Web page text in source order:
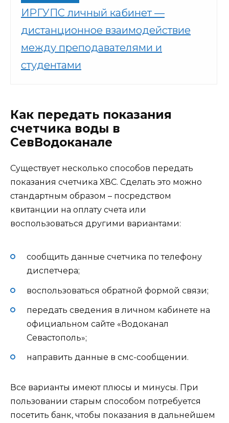
ИРГУПС личный кабинет —
дистанционное взаимодействие
между преподавателями и
студентами
Как передать показания
счетчика воды в
СевВодоканале
Существует несколько способов передать
показания счетчика ХВС. Сделать это можно
стандартным образом – посредством
квитанции на оплату счета или
воспользоваться другими вариантами:
сообщить данные счетчика по телефону
диспетчера;
воспользоваться обратной формой связи;
передать сведения в личном кабинете на
официальном сайте «Водоканал
Севастополь»;
направить данные в смс-сообщении.
Все варианты имеют плюсы и минусы. При
пользовании старым способом потребуется
посетить банк, чтобы показания в дальнейшем